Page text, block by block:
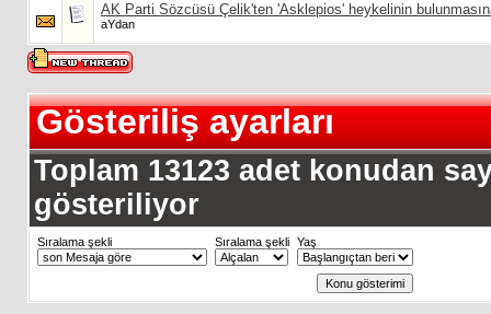
AK Parti Sözcüsü Çelik'ten 'Asklepios' heykelinin
aYdan
Gösteriliş ayarları
Toplam 13123 adet konudan
gösteriliyor
Sıralama şekli Sıralama şekli Yaş